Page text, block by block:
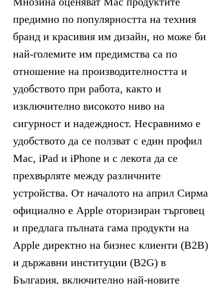
предимно по популярността на техния
бранд и красивия им дизайн, но може би
най-големите им предимства са по
отношение на производителността и
удобството при работа, както и
изключително високото ниво на
сигурност и надеждност. Несравнимо е
удобството да се ползват с един профил
Mac, iPad и iPhone и с лекота да се
прехвърляте между различните
устройства. От началото на април Сирма
официално е Apple оторизиран търговец
и предлага пълната гама продукти на
Apple директно на бизнес клиенти (B2B)
и държавни институции (B2G) в
България, включително най-новите